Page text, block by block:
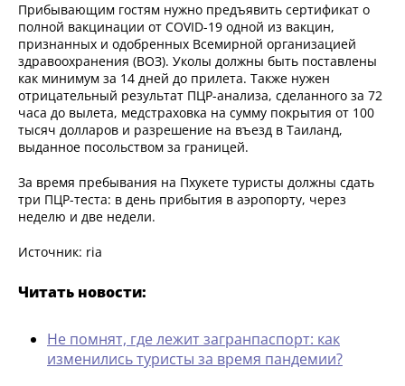
Прибывающим гостям нужно предъявить сертификат о
полной вакцинации от COVID-19 одной из вакцин,
признанных и одобренных Всемирной организацией
здравоохранения (ВОЗ). Уколы должны быть поставлены
как минимум за 14 дней до прилета. Также нужен
отрицательный результат ПЦР-анализа, сделанного за 72
часа до вылета, медстраховка на сумму покрытия от 100
тысяч долларов и разрешение на въезд в Таиланд,
выданное посольством за границей.
За время пребывания на Пхукете туристы должны сдать
три ПЦР-теста: в день прибытия в аэропорту, через
неделю и две недели.
Источник: ria
Читать новости:
Не помнят, где лежит загранпаспорт: как
изменились туристы за время пандемии?